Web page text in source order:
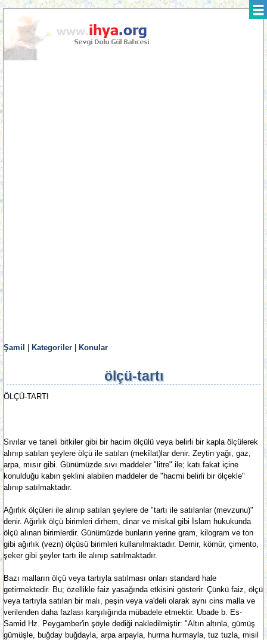
Şamil Kategoriler Konular
ölçü-tartı
ÖLÇÜ-TARTI
Sıvılar ve taneli bitkiler gibi bir hacim ölçülü veya belirli bir kapla ölçülerek
alınıp satılan şeylere ölçü ile satılan (mekîlat)lar denir. Zeytin yağı, gaz,
arpa, mısır gibi. Günümüzde sıvı maddeler "litre" ile; katı fakat içine
konulduğu kabın şeklini alabilen maddeler de "hacmi belirli bir ölçekle"
alınıp satılmaktadır.
Ağırlık ölçüleri ile alınıp satılan şeylere de "tartı ile satılanlar (mevzunu)"
denir. Ağırlık ölçü birimleri dirhem, dinar ve miskal gibi İslam hukukunda
ölçü alınan birimlerdir. Günümüzde bunların yerine gram, kilogram ve ton
gibi ağırlık (vezn) ölçüsü birimleri kullanılmaktadır. Demir, kömür, çimento,
şeker gibi şeyler tartı ile alınıp satılmaktadır.
Bazı malların ölçü veya tartıyla satılması onları standard hale
getirmektedir. Bu; özellikle faiz yasağında etkisini gösterir. Çünkü faiz, ölçü
veya tartıyla satılan bir malı, peşin veya va'deli olarak aynı cins malla ve
verilenden daha fazlası karşılığında mübadele etmektir. Ubade b. Es-
Samid Hz. Peygamber'in şöyle dediği nakledilmiştir: "Altın altınla, gümüş
gümüşle, buğday buğdayla, arpa arpayla, hurma hurmayla, tuz tuzla, misil